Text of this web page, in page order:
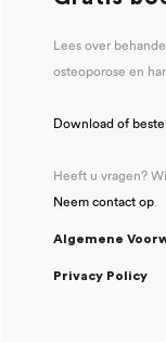
Lees over
osteoporose en
Download of
Heeft u vragen?
Neem contact op.
Algemene
Privacy Policy